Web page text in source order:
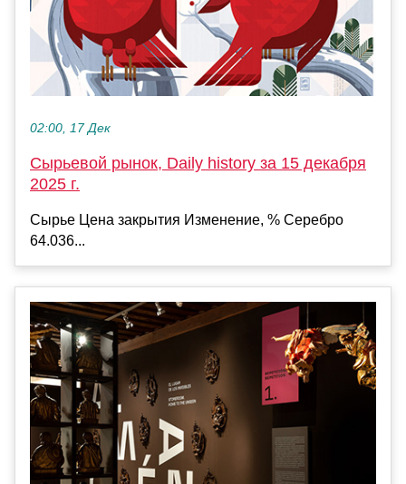
02:00, 17 Дек
Сырьевой рынок, Daily history за 15 декабря
2025 г.
Сырье Цена закрытия Изменение, % Серебро
64.036...